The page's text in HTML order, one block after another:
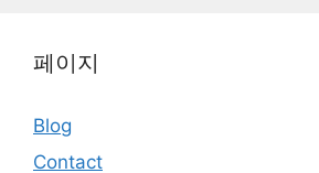
페이지
Blog
Contact